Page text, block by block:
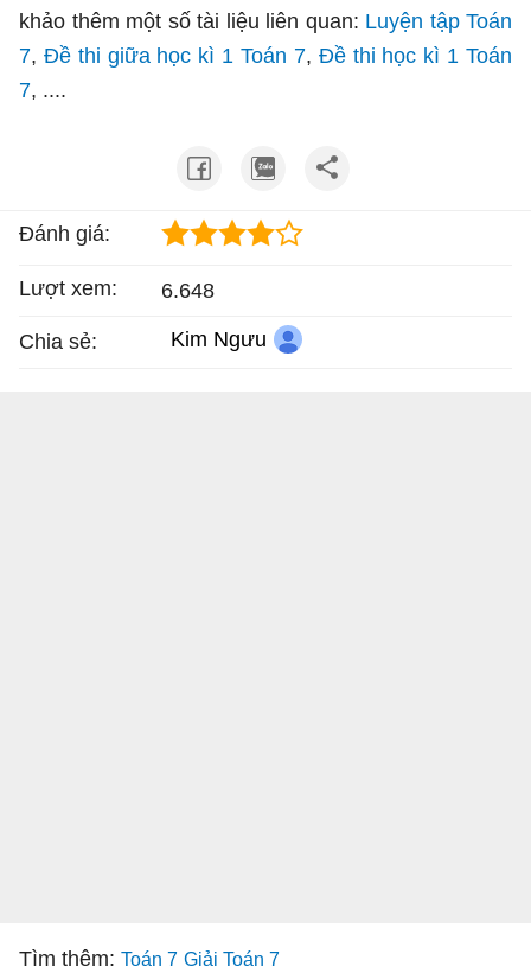
khảo thêm một số tài liệu liên quan: Luyện tập Toán
7, Đề thi giữa học kì 1 Toán 7, Đề thi học kì 1 Toán
7, ....
Đánh giá:
Lượt xem: 6.648
Chia sẻ: Kim Ngưu
Tìm thêm: Toán 7 Giải Toán 7